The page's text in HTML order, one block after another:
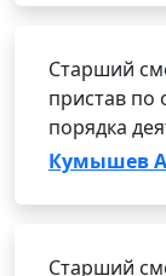
Старший
пристав по
порядка
Кумышев
Старший